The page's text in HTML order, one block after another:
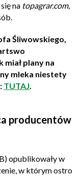
na topagrar.com,
Śliwowskiego,
miał plany na
mleka niestety
TUTAJ.
producentów
opublikowały w
w którym ostro